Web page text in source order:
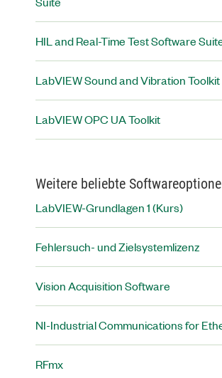
HIL and Real-Time Test Software
LabVIEW Sound and Vibration Toolkit
LabVIEW OPC UA Toolkit
Weitere beliebte
LabVIEW-Grundlagen 1 (Kurs)
Fehlersuch- und Zielsystemlizenz
Vision Acquisition Software
NI-Industrial Communications for
RFmx